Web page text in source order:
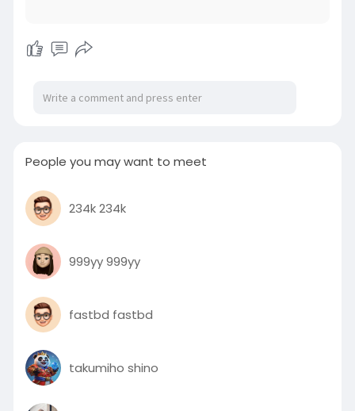
People you may want to meet
234k 234k
999yy 999yy
fastbd fastbd
takumiho shino